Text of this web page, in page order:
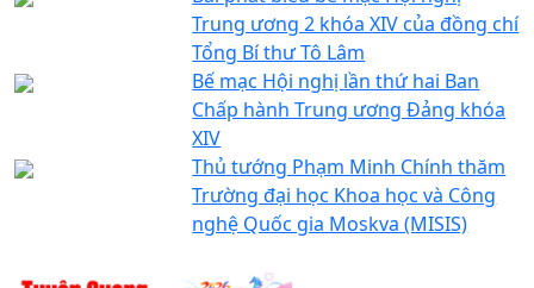
Trung ương 2 khóa XIV của đồng chí
Tổng Bí thư Tô Lâm
Bế mạc Hội nghị lần thứ hai Ban
Chấp hành Trung ương Đảng khóa
XIV
Thủ tướng Phạm Minh Chính thăm
Trường đại học Khoa học và Công
nghệ Quốc gia Moskva (MISIS)